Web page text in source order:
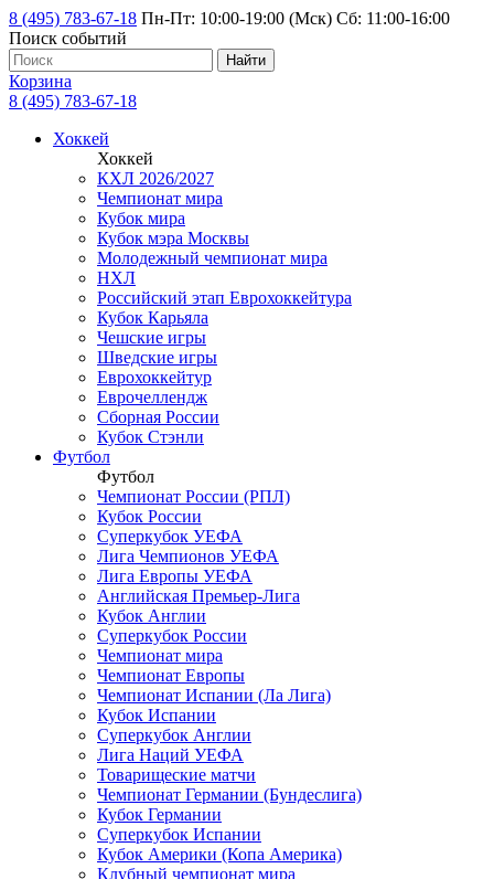
8 (495) 783-67-18 Пн-Пт: 10:00-19:00 (Мск) Сб: 11:00-16:00
Поиск событий
Найти
Корзина
8 (495) 783-67-18
Хоккей
Хоккей
КХЛ 2026/2027
Чемпионат мира
Кубок мира
Кубок мэра Москвы
Молодежный чемпионат мира
НХЛ
Российский этап Еврохоккейтура
Кубок Карьяла
Чешские игры
Шведские игры
Еврохоккейтур
Еврочеллендж
Сборная России
Кубок Стэнли
Футбол
Футбол
Чемпионат России (РПЛ)
Кубок России
Суперкубок УЕФА
Лига Чемпионов УЕФА
Лига Европы УЕФА
Английская Премьер-Лига
Кубок Англии
Суперкубок России
Чемпионат мира
Чемпионат Европы
Чемпионат Испании (Ла Лига)
Кубок Испании
Суперкубок Англии
Лига Наций УЕФА
Товарищеские матчи
Чемпионат Германии (Бундеслига)
Кубок Германии
Суперкубок Испании
Кубок Америки (Копа Америка)
Клубный чемпионат мира